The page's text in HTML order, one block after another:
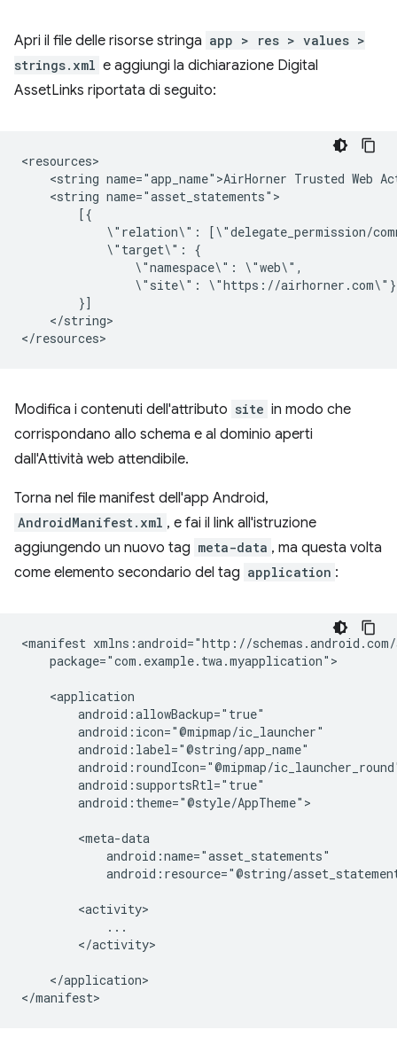
Apri il file delle risorse stringa app > res > values >
strings.xml e aggiungi la dichiarazione Digital
AssetLinks riportata di seguito:
<string name="app_name">AirHorner Trusted Web
<string
\"relation\":
\"target\":
\"namespace\":
\"site\":
</string>
Modifica i contenuti dell'attributo site in modo che
corrispondano allo schema e al dominio aperti
dall'Attività web attendibile.
Torna nel file manifest dell'app Android,
AndroidManifest.xml , e fai il link all'istruzione
aggiungendo un nuovo tag meta-data , ma questa volta
come elemento secondario del tag application :
<manifest
package="com.example.twa.myapplication">
android:theme="@style/AppTheme">
android:resource="@string/
</activity>
</application>